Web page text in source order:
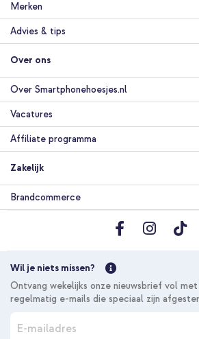
Merken
Advies & tips
Over ons
Over Smartphonehoesjes.nl
Vacatures
Affiliate programma
Zakelijk
Brandcommerce
Wil je niets missen?
Ontvang wekelijks onze nieuwsbrief vol
regelmatig e-mails die speciaal zijn